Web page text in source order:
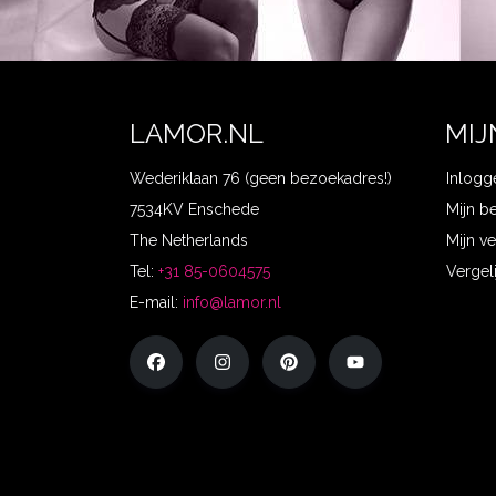
LAMOR.NL
Wederiklaan 76 (geen bezoekadres!)
7534KV Enschede
The Netherlands
Tel: +31 85-0604575
E-mail: info@lamor.nl
Mijn
Mijn